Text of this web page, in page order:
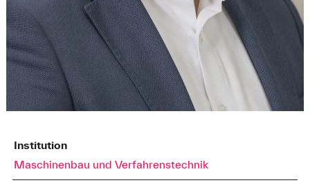
Institution
Maschinenbau und Verfahrenstechnik